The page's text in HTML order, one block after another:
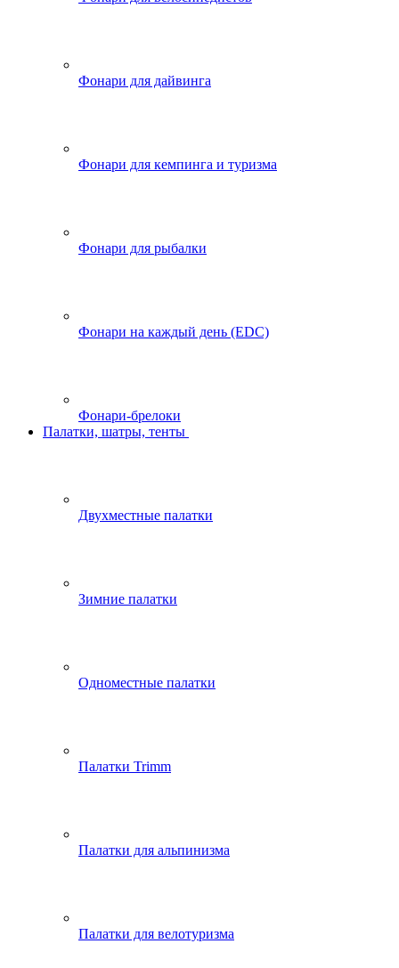
Фонари для дайвинга
Фонари для кемпинга и туризма
Фонари для рыбалки
Фонари на каждый день (EDC)
Фонари-брелоки
Палатки, шатры, тенты
Двухместные палатки
Зимние палатки
Одноместные палатки
Палатки Trimm
Палатки для альпинизма
Палатки для велотуризма